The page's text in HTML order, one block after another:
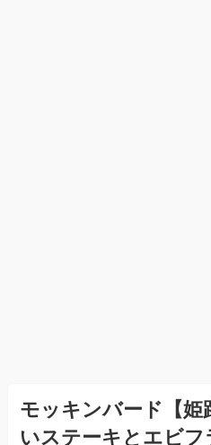
モッキンバード【姫
いステーキとエビ